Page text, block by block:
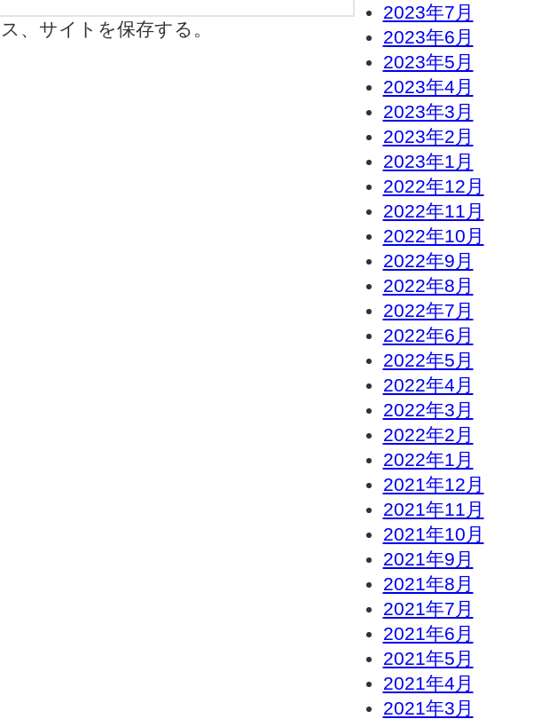
、サイトを保存する。
2023年7月
2023年6月
2023年5月
2023年4月
2023年3月
2023年2月
2023年1月
2022年12月
2022年11月
2022年10月
2022年9月
2022年8月
2022年7月
2022年6月
2022年5月
2022年4月
2022年3月
2022年2月
2022年1月
2021年12月
2021年11月
2021年10月
2021年9月
2021年8月
2021年7月
2021年6月
2021年5月
2021年4月
2021年3月